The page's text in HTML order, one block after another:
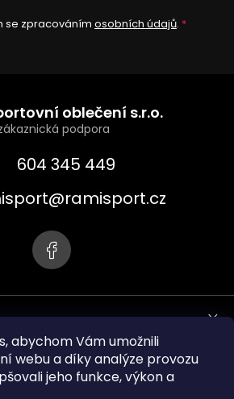
abychom Vám umožnili
webu a díky analýze provozu
jeho funkce, výkon a
se zpracováním osobních údajů.
oblečení s.r.o.
604 345 449
@ramisport.cz